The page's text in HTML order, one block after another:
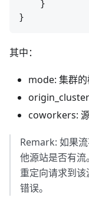
    }
其中：
mode: 集群的
coworkers: 源
Remark: 如果
他源站是否有
重定向请求到
错误。